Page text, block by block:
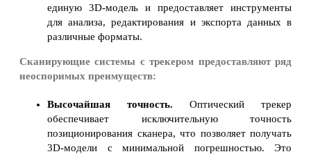
единую 3D-модель и предоставляет инструменты
для анализа, редактирования и экспорта данных в
различные форматы.
Сканирующие системы с трекером предоставляют ряд
неоспоримых преимуществ:
Высочайшая точность. Оптический трекер
обеспечивает исключительную точность
позиционирования сканера, что позволяет получать
3D-модели с минимальной погрешностью. Это